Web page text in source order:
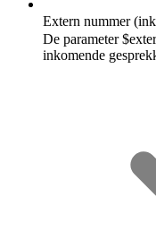
Extern nummer
De parameter
inkomende